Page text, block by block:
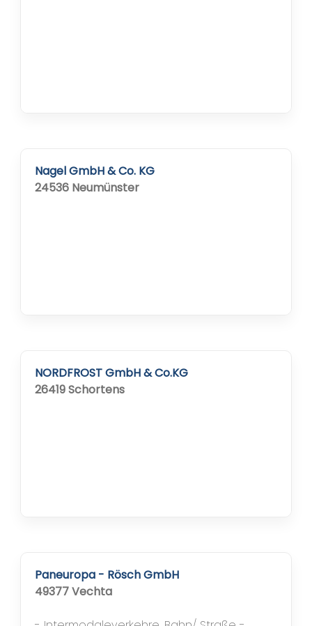
Nagel GmbH & Co. KG
24536 Neumünster
NORDFROST GmbH & Co.KG
26419 Schortens
Paneuropa - Rösch GmbH
49377 Vechta